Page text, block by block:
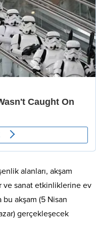
alanları, akşam
sanat etkinliklerine ev
bu akşam (5 Nisan
gerçekleşecek